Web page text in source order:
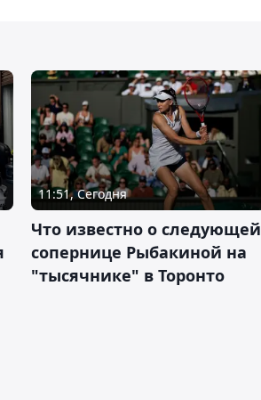
11:51, Сегодня
Что известно о следующей
сопернице Рыбакиной на
"тысячнике" в Торонто